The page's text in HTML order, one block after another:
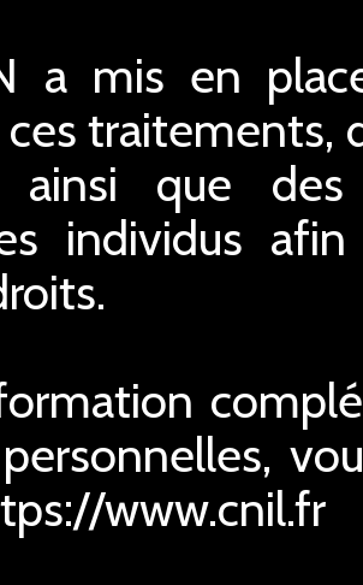
a mis en
ces traitements,
ainsi que
individus
www.cnil.fr